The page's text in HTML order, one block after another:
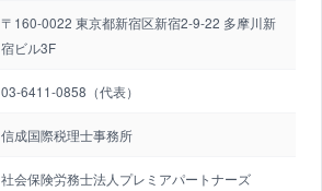
〒160-0022 東京都新宿区新宿2-9-22 多摩川新
宿ビル3F
03-6411-0858（代表）
信成国際税理士事務所
社会保険労務士法人プレミアパートナーズ